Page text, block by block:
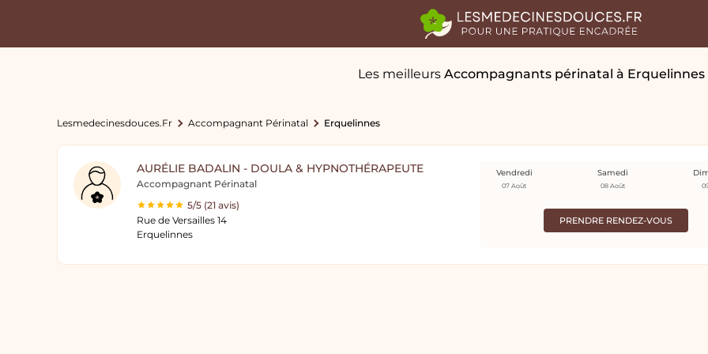
Les meilleurs Accompagnants périnatal à Erquelinnes
Lesmedecinesdouces.fr Accompagnant Périnatal Erquelinnes
AURÉLIE BADALIN - DOULA & HYPNOTHÉRAPEUTE
Accompagnant Périnatal
5/5 (21 avis)
Rue de Versailles 14
Erquelinnes
PRENDRE RENDEZ-VOUS
Vendredi
07 Août
Samedi
08 Août